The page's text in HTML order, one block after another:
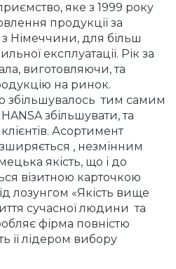
яке з 1999 року
продукції за
Німеччини, для більш
експлуатації. Рік за
виготовляючи, та
на ринок.
збільшувалось тим самим
збільшувати, та
Асортимент
, незмінним
якість, що і до
візитною карточкою
лозунгом «Якість вище
сучасної людини та
фірма повністю
її лідером вибору